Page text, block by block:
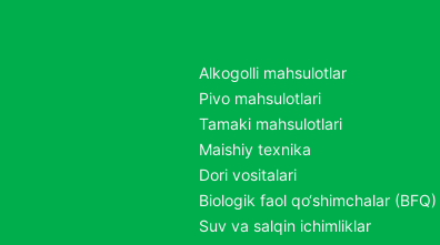
Alkogolli mahsulotlar
Pivo mahsulotlari
Tamaki mahsulotlari
Maishiy texnika
Dori vositalari
Biologik faol qo‘shimchalar (BFQ)
Suv va salqin ichimliklar